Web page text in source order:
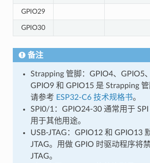
GPIO29
GPIO30
备注
Strapping 管脚：GPIO4、GPIO5
GPIO9 和 GPIO15 是 Strapping
请参考 ESP32-C6 技术规格书。
SPI0/1：GPIO24-30 通常用于
用于其他用途。
USB-JTAG：GPIO12 和 GPIO13
JTAG。用做 GPIO 时驱动程序将
JTAG。